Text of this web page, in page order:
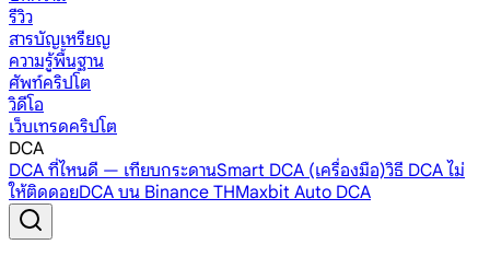
รีวิว
สารบัญเหรียญ
ความรู้พื้นฐาน
ศัพท์คริปโต
วิดีโอ
เว็บเทรดคริปโต
DCA
DCA ที่ไหนดี — เทียบกระดานSmart DCA (เครื่องมือ)วิธี DCA ไม่
ให้ติดดอยDCA บน Binance THMaxbit Auto DCA